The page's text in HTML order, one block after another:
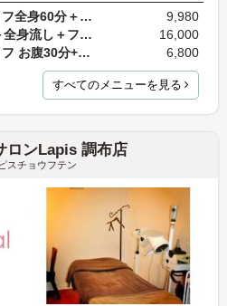
【新規限定】ハイパーナイフ全身60分＋気になる1か所…
9,980
ハイパーナイフ全身60分＋全身流し＋フェイシャル付…
16,000
【新規限定】ハイパーナイフ お腹30分+ハンドでの流…
6,800
すべてのメニューを見る
ロンLapis 調布店
スチョウフテン